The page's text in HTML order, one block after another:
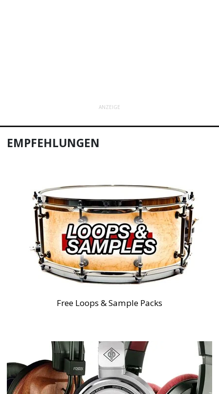
ANZEIGE
EMPFEHLUNGEN
Free Loops & Sample Packs